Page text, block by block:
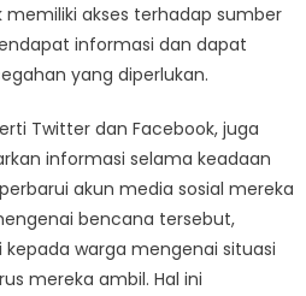
akses terhadap sumber
informasi dan dapat
yang diperlukan.
Twitter dan Facebook, juga
informasi selama keadaan
akun media sosial mereka
bencana tersebut,
warga mengenai situasi
mereka ambil. Hal ini